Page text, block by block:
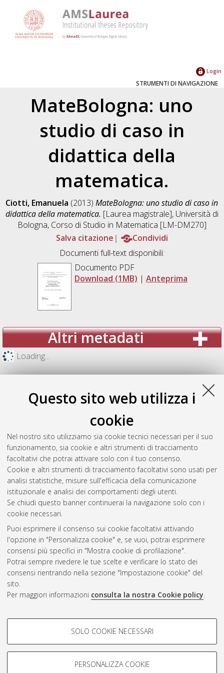
Questo sito web utilizza i
cookie
Nel nostro sito utilizziamo sia cookie tecnici necessari per il suo
funzionamento, sia cookie e altri strumenti di tracciamento
facoltativi che potrai attivare solo con il tuo consenso.
Cookie e altri strumenti di tracciamento facoltativi sono usati per
analisi statistiche, misure sull'efficacia della comunicazione
istituzionale e analisi dei comportamenti degli utenti.
Se chiudi questo banner continuerai la navigazione solo con i
cookie necessari.
Puoi esprimere il consenso sui cookie facoltativi attivando
l'opzione in "Personalizza cookie" e, se vuoi, potrai esprimere
consensi più specifici in "Mostra cookie di profilazione".
Potrai sempre rivedere le tue scelte e verificare lo stato dei
consensi rientrando nella sezione "Impostazione cookie" del
sito.
Per maggiori informazioni consulta la nostra Cookie policy.
COOKIE DI PROFILAZIONE -
Si tratta di cookie utilizzati per analizzare le caratteristiche della
navigazione degli utenti, creare profili in base al loro comportamento
SOLO COOKIE NECESSARI
PERSONALIZZA COOKIE
Login
STRUMENTI DI NAVIGAZIONE
MateBologna: uno
studio di caso in
didattica della
matematica.
Ciotti, Emanuela (2013)MateBologna: uno studio di caso in
didattica della matematica. [Laurea magistrale], Università di
Bologna, Corso di Studio in Matematica [LM-DM270]
Salva citazione
Condividi
Documenti full-text disponibili:
Documento PDF
Download (1MB) | Anteprima
Altri metadati
Loading...
Gestione del documento:
Atom
Rss 1.0
Rss 2.0
AMS Laurea
Impostazioni Cookie
Informativa sulla privacy
Condizioni d’uso del sito